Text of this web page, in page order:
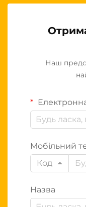
Наш
Мобільний
Код
Назва